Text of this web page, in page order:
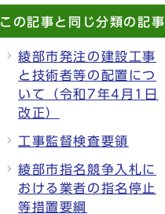
この記事と同じ分類の記事
綾部市発注の建設工事
と技術者等の配置につ
いて（令和7年4月1日
改正）
工事監督検査要領
綾部市指名競争入札に
おける業者の指名停止
等措置要綱